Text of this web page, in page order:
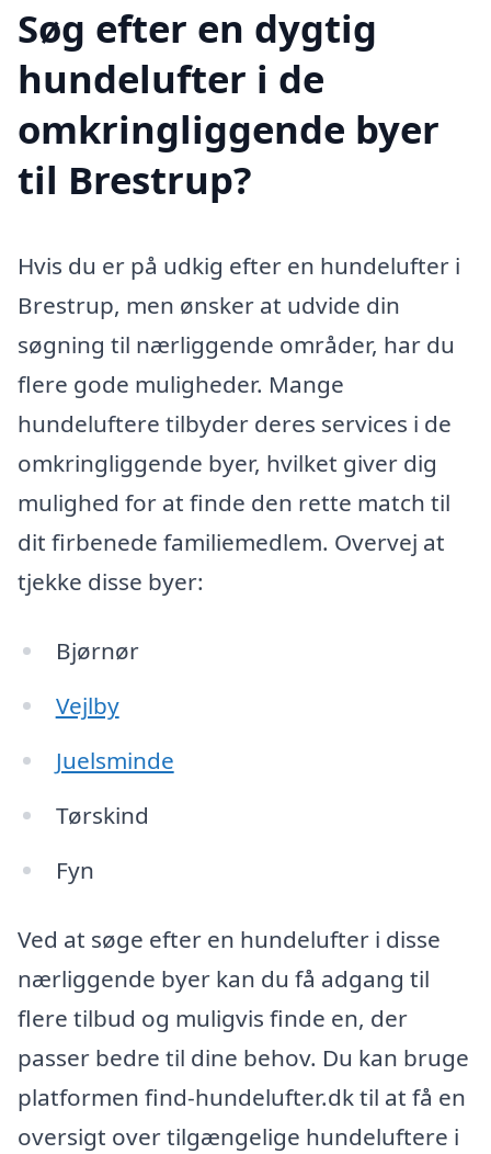
Søg efter en dygtig
hundelufter i de
omkringliggende byer
til Brestrup?
Hvis du er på udkig efter en hundelufter i
Brestrup, men ønsker at udvide din
søgning til nærliggende områder, har du
flere gode muligheder. Mange
hundeluftere tilbyder deres services i de
omkringliggende byer, hvilket giver dig
mulighed for at finde den rette match til
dit firbenede familiemedlem. Overvej at
tjekke disse byer:
Bjørnør
Vejlby
Juelsminde
Tørskind
Fyn
Ved at søge efter en hundelufter i disse
nærliggende byer kan du få adgang til
flere tilbud og muligvis finde en, der
passer bedre til dine behov. Du kan bruge
platformen find-hundelufter.dk til at få en
oversigt over tilgængelige hundeluftere i